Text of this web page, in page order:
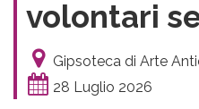
volontari
Gipsoteca di Arte
28 Luglio 2026